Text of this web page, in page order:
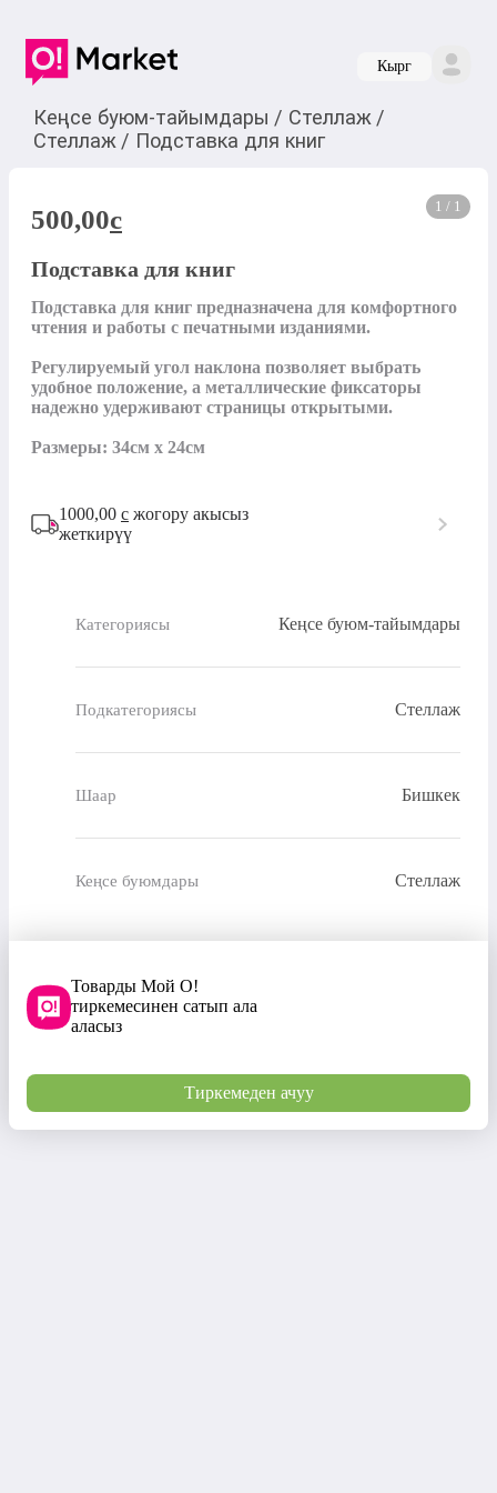
Кырг
Кеңсе буюм-тайымдары / Стеллаж /
Стеллаж / Подставка для книг
1 / 1
500,00c
Подставка для книг
Подставка для книг предназначена для комфортного
чтения и работы с печатными изданиями.
Регулируемый угол наклона позволяет выбрать
удобное положение, а металлические фиксаторы
надежно удерживают страницы открытыми.
Размеры: 34см х 24см
1000,00 с жогору акысыз
жеткирүү
Категориясы Кеңсе буюм-тайымдары
Подкатегориясы Стеллаж
Шаар Бишкек
Кеңсе буюмдары Стеллаж
Товарды Мой О!
тиркемесинен сатып ала
аласыз
Тиркемеден ачуу